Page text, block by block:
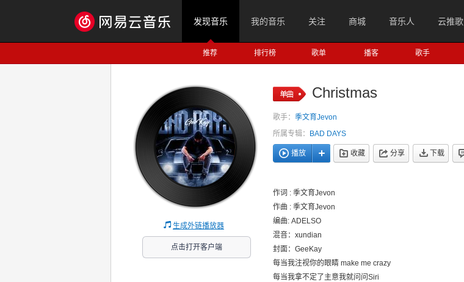
发现音乐 我的音乐 关注 商城 音乐人 云推歌
推荐 排行榜 歌单 播客 歌手